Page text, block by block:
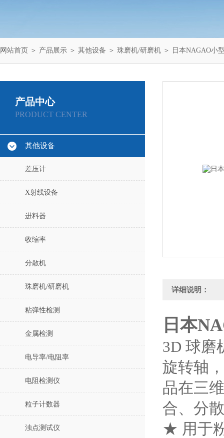
网站首页 ＞ 产品展示 ＞ 其他设备 ＞ 珠磨机/研磨机 ＞ 日本NAGAO小
产品中心
PRODUCT CENTER
其他设备
差压计
X射线设备
进料器
收缩率
分散机
珠磨机/研磨机
粘弹性检测
金属检测
电导率/电阻率
电阻检测仪
粒子计数器
浊点测试仪
详细说明：
日本
3D 球磨
旋转轴
品在三
合、分
★ 用于